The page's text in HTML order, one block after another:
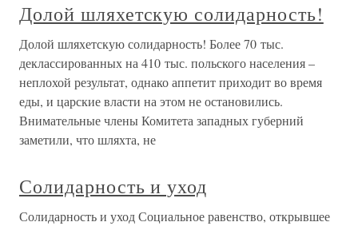
Долой шляхетскую солидарность!
Долой шляхетскую солидарность! Более 70 тыс.
деклассированных на 410 тыс. польского населения –
неплохой результат, однако аппетит приходит во время
еды, и царские власти на этом не остановились.
Внимательные члены Комитета западных губерний
заметили, что шляхта, не
Солидарность и уход
Солидарность и уход Социальное равенство, открывшее